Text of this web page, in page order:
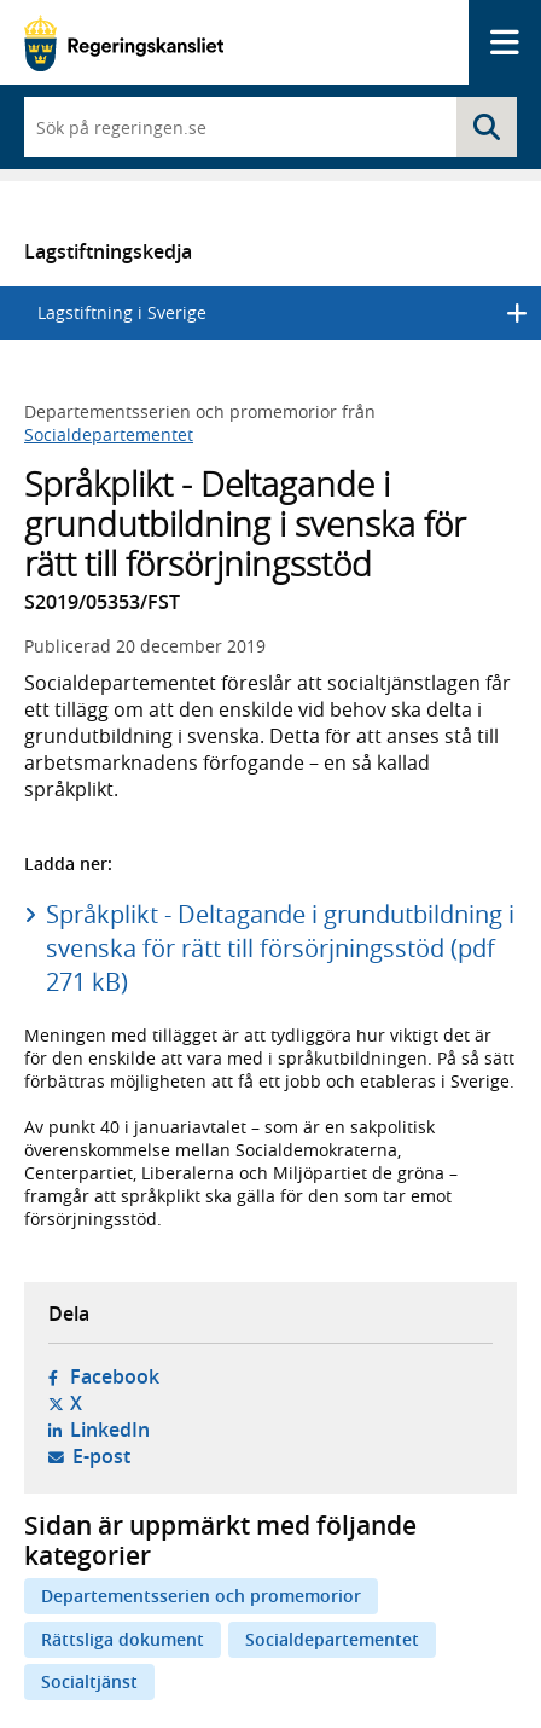
du
börjar
skriva
en
lista
med
sökförslag
Lagstiftningskedja
Lagstiftning i Sverige
Departementsserien och promemorior från
Socialdepartementet
Språkplikt - Deltagande i
grundutbildning i svenska för
rätt till försörjningsstöd
S2019/05353/FST
Publicerad 20 december 2019
Socialdepartementet föreslår att socialtjänstlagen får
ett tillägg om att den enskilde vid behov ska delta i
grundutbildning i svenska. Detta för att anses stå till
arbetsmarknadens förfogande – en så kallad
språkplikt.
Ladda ner:
Språkplikt - Deltagande i grundutbildning i
svenska för rätt till försörjningsstöd (pdf
271 kB)
Meningen med tillägget är att tydliggöra hur viktigt det är
för den enskilde att vara med i språkutbildningen. På så sätt
förbättras möjligheten att få ett jobb och etableras i Sverige.
Av punkt 40 i januariavtalet – som är en sakpolitisk
överenskommelse mellan Socialdemokraterna,
Centerpartiet, Liberalerna och Miljöpartiet de gröna –
framgår att språkplikt ska gälla för den som tar emot
försörjningsstöd.
Dela
Facebook- öppnas i ny flik, extern webbplats,
X- öppnas i ny flik, extern webbplats,
LinkedIn- öppnas i ny flik, extern webbplats,
E-post- öppnar din e-postklient,
Sidan är uppmärkt med följande
kategorier
Departementsserien och promemorior
Rättsliga dokument
Socialdepartementet
Socialtjänst